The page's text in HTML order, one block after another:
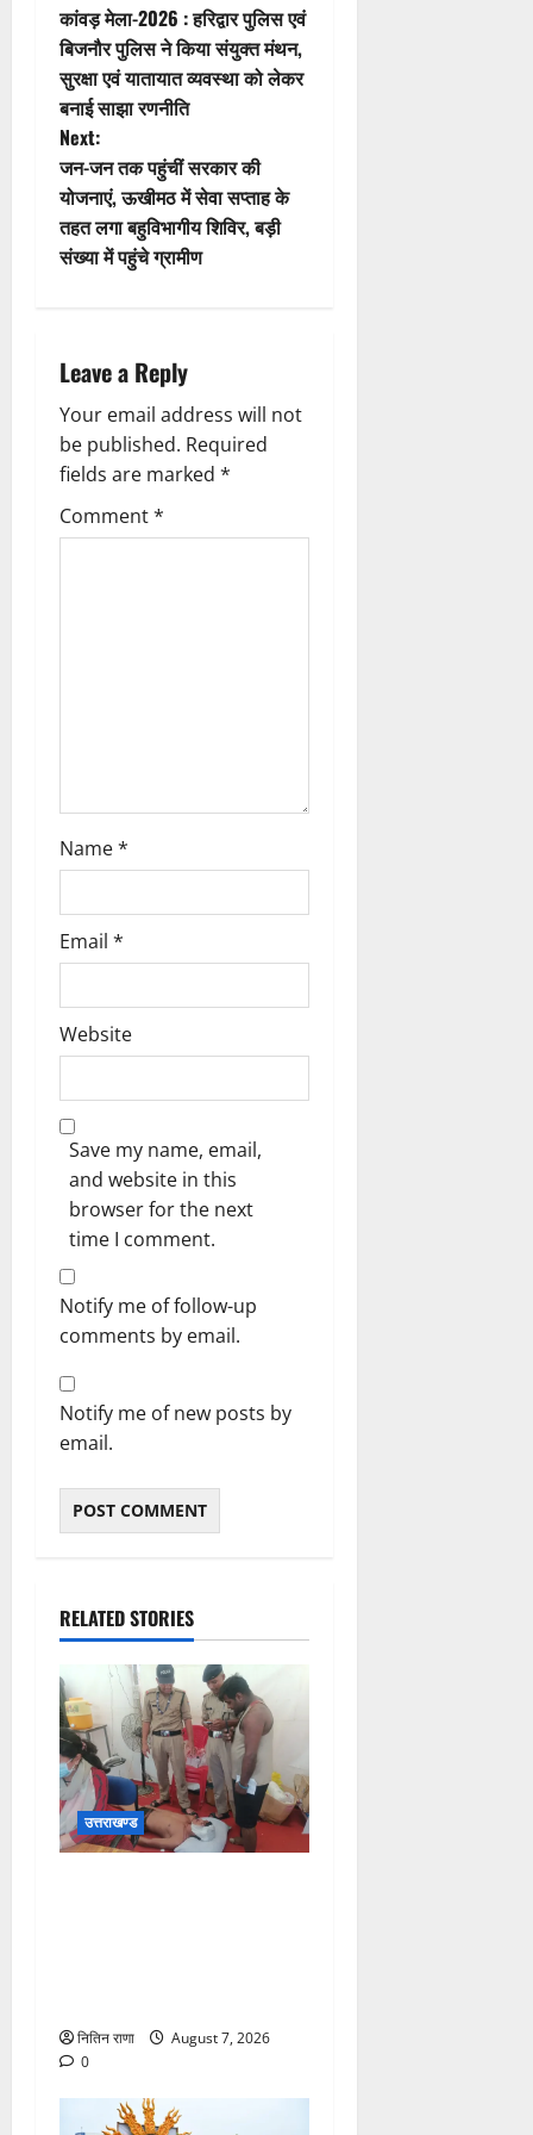
i
o
n
o
s
t
n
a
g
a
t
i
कांवड़ मेला-2026 : हरिद्वार पुलिस एवं
बिजनौर पुलिस ने किया संयुक्त मंथन,
सुरक्षा एवं यातायात व्यवस्था को लेकर
बनाई साझा रणनीति
Next:
जन-जन तक पहुंचीं सरकार की
योजनाएं, ऊखीमठ में सेवा सप्ताह के
तहत लगा बहुविभागीय शिविर, बड़ी
संख्या में पहुंचे ग्रामीण
Leave a Reply
Your email address will not
be published. Required
fields are marked *
Comment*
Name*
Email *
Website
Save my name, email,
and website in this
browser for the next
time I comment.
Notify me of follow-up
comments by email.
Notify me of new posts by
email.
RELATED STORIES
उत्तराखण्ड
नितिन राणा
August 7, 2026
0